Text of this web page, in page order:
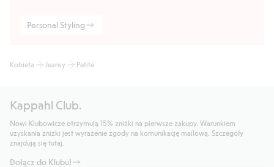
Personal Styling
Kobieta Jeansy Petite
Kappahl Club.
Nowi Klubowicze otrzymują 15% zniżki na pierwsze zakupy. Warunkiem
uzyskania zniżki jest wyrażenie zgody na komunikację mailową. Szczegóły
znajdują się tutaj.
Dołącz do Klubu!